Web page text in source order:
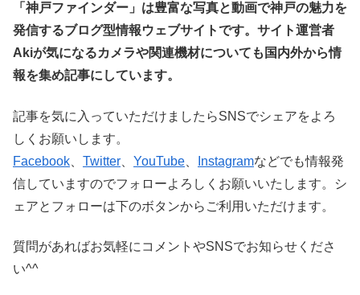
「神戸ファインダー」は豊富な写真と動画で神戸の魅力を
発信するブログ型情報ウェブサイトです。サイト運営者
Akiが気になるカメラや関連機材についても国内外から情
報を集め記事にしています。
記事を気に入っていただけましたらSNSでシェアをよろ
しくお願いします。
Facebook
Twitter YouTube Instagramなどでも情報発
信していますのでフォローよろしくお願いいたします。シ
ェアとフォローは下のボタンからご利用いただけます。
質問があればお気軽にコメントやSNSでお知らせくださ
い^^